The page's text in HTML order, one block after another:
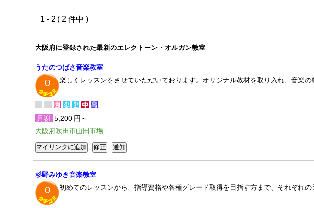
1 - 2 ( 2 件中 )
大阪府に登録された最新のエレクトーン・オルガン教室
うたのつばさ音楽教室
0 楽しくレッスンをさせていただいております。オリジナル教材を取り入れ、音楽の
月謝 5,200 円～
大阪府吹田市山田市場
杉野みゆき音楽教室
0 初めてのレッスンから、指導資格や各種グレード取得を目指す方まで、それぞれ